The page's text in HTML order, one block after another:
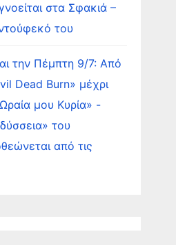
στα Σφακιά –
του
την Πέμπτη 9/7: Από
Dead Burn» μέχρι
μου Κυρία» -
του
από τις